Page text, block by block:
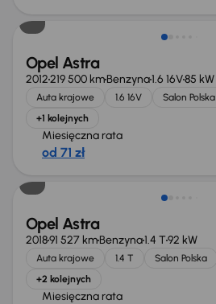
Opel Astra
2012219 500 kmBenzyna1.6 16V85 kW
Auta krajowe 1.6 16V Salon Polska
+1 kolejnych
Miesięczna rata
od 71 zł
Taniej o 1 000 zł
Opel Astra
201891 527 kmBenzyna1.4 T92 kW
Auta krajowe 1.4 T Salon Polska
+2 kolejnych
Miesięczna rata